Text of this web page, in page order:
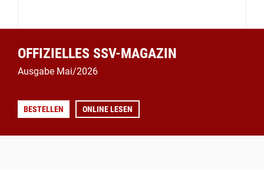
OFFIZIELLES SSV-MAGAZIN
Ausgabe Mai/2026
BESTELLEN ONLINE LESEN